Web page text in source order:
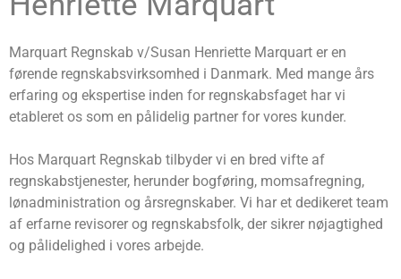
Marquart Regnskab v/Susan Henriette Marquart er en
førende regnskabsvirksomhed i Danmark. Med mange års
erfaring og ekspertise inden for regnskabsfaget har vi
etableret os som en pålidelig partner for vores kunder.
Hos Marquart Regnskab tilbyder vi en bred vifte af
regnskabstjenester, herunder bogføring, momsafregning,
lønadministration og årsregnskaber. Vi har et dedikeret team
af erfarne revisorer og regnskabsfolk, der sikrer nøjagtighed
og pålidelighed i vores arbejde.